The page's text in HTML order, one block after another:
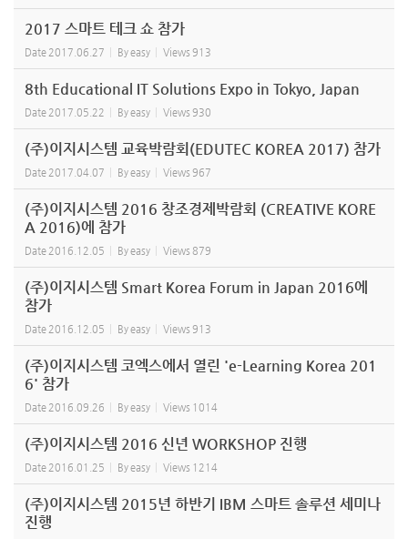
2017 스마트 테크 쇼 참가
Date 2017.06.27 Byeasy Views 913
8th Educational IT Solutions Expo in Tokyo, Japan
Date 2017.05.22 Byeasy Views 930
(주)이지시스템 교육박람회(EDUTEC KOREA 2017) 참가
Date 2017.04.07 Byeasy Views 967
(주)이지시스템 2016 창조경제박람회 (CREATIVE KORE
A 2016)에 참가
Date 2016.12.05 Byeasy Views 879
(주)이지시스템 Smart Korea Forum in Japan 2016에
참가
Date 2016.12.05 Byeasy Views 913
(주)이지시스템 코엑스에서 열린 'e-Learning Korea 201
6' 참가
Date 2016.09.26 Byeasy Views 1014
(주)이지시스템 2016 신년 WORKSHOP 진행
Date 2016.01.25 Byeasy Views 1214
(주)이지시스템 2015년 하반기 IBM 스마트 솔루션 세미나
진행